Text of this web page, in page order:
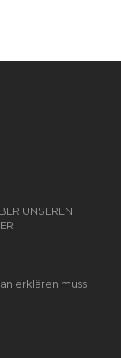
UNSEREN
erklären muss